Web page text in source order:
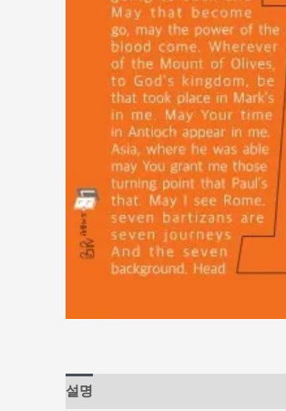
설명